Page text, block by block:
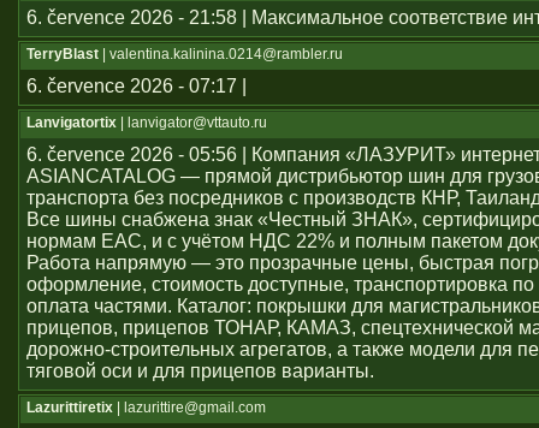
6. července 2026 - 21:58 | Максимальное соответствие
TerryBlast | valentina.kalinina.0214@rambler.ru
6. července 2026 - 07:17 |
Lanvigatortix | lanvigator@vttauto.ru
6. července 2026 - 05:56 | Компания «ЛАЗУРИТ»
ASIANCATALOG — прямой дистрибьютор шин для
транспорта без посредников с производств КНР,
Все шины снабжена знак «Честный ЗНАК»,
нормам ЕАС, и с учётом НДС 22% и полным пакетом
Работа напрямую — это прозрачные цены, быстрая
оформление, стоимость доступные, транспортировка по
оплата частями. Каталог: покрышки для
прицепов, прицепов ТОНАР, КАМАЗ, спецтехнической
дорожно-строительных агрегатов, а также модели для
тяговой оси и для прицепов варианты.
Lazurittiretix | lazurittire@gmail.com